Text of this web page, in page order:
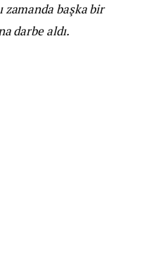
zamanda başka bir
darbe aldı.